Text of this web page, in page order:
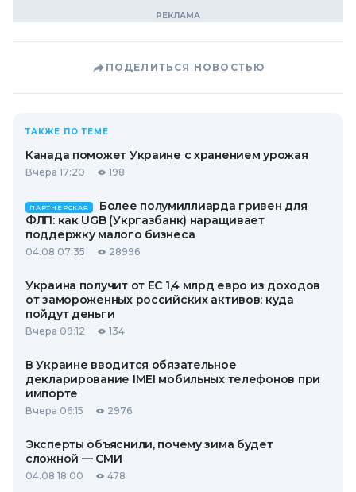
ПОДЕЛИТЬСЯ НОВОСТЬЮ
ТАКЖЕ ПО ТЕМЕ
Канада поможет Украине с хранением урожая
Вчера 17:20 198
ПАРТНЕРСКАЯ
Более полумиллиарда гривен для
ФЛП: как UGB (Укргазбанк) наращивает
поддержку малого бизнеса
04.08 07:35 28996
Украина получит от ЕС 1,4 млрд евро из доходов
от замороженных российских активов: куда
пойдут деньги
Вчера 09:12 134
В Украине вводится обязательное
декларирование IMEI мобильных телефонов при
импорте
Вчера 06:15 2976
Эксперты объяснили, почему зима будет
сложной — СМИ
04.08 18:00 478